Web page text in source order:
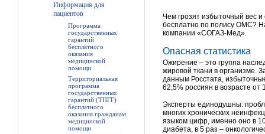
Информация для
пациентов
Программа
государственных
гарантий
бесплатного
оказания
медицинской
помощи
Территориальная
программа
государственных
гарантий (ТПГГ)
бесплатного
оказания гражданам
медицинской
помощи
Чем грозят избыточный вес
бесплатно по полису ОМС?
компании «СОГАЗ-Мед».
Опасная статистика
Ожирение – это группа
жировой ткани в организме.
данным Росстата,
62,5% россиян в возрасте от
Эксперты единодушны:
многих хронических
языком цифр, именно оно в
диабета, в 5 раз –